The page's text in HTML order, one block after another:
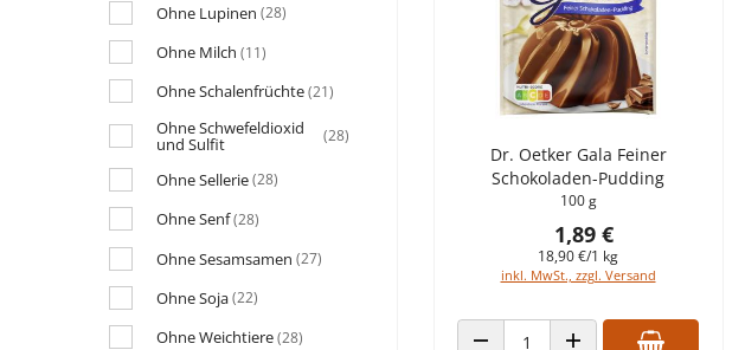
Ohne Lupinen (28)
Ohne Milch (11)
Ohne Schalenfrüchte(21)
Ohne Schwefeldioxid
und Sulfit (28)
Ohne Sellerie(28)
Ohne Senf(28)
Ohne Sesamsamen (27)
Ohne Soja(22)
Ohne Weichtiere(28)
Dr. Oetker Gala Feiner
Schokoladen-Pudding
100 g
1,89 €
18,90 €/1 kg
inkl. MwSt., zzgl. Versand